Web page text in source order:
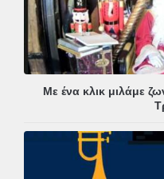
Με ένα κλικ μιλάμε